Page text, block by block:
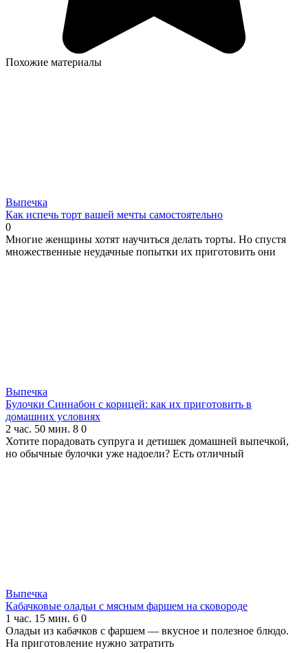
Похожие материалы
Выпечка
Как испечь торт вашей мечты самостоятельно
0
Многие женщины хотят научиться делать торты. Но спустя
множественные неудачные попытки их приготовить они
Выпечка
Булочки Синнабон с корицей: как их приготовить в
домашних условиях
2 час. 50 мин. 8 0
Хотите порадовать супруга и детишек домашней выпечкой,
но обычные булочки уже надоели? Есть отличный
Выпечка
Кабачковые оладьи с мясным фаршем на сковороде
1 час. 15 мин. 6 0
Оладьи из кабачков с фаршем — вкусное и полезное блюдо.
На приготовление нужно затратить